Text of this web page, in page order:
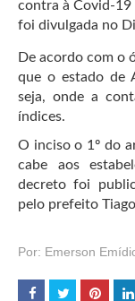
contra à Covid-19
foi divulgada no
De acordo com o
que o estado de
seja, onde a
índices.
O inciso o 1º do
cabe aos
decreto foi
pelo prefeito
Por: Emerson